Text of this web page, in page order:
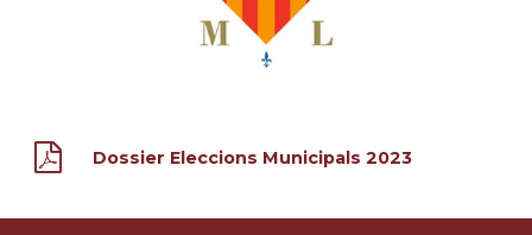
Dossier Eleccions Municipals 2023